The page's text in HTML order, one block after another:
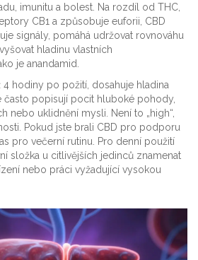
imunitu a bolest. Na rozdíl od THC,
CB1 a způsobuje euforii, CBD
signály, pomáhá udržovat rovnováhu
hladinu vlastních
je anandamid.
hodiny po požití, dosahuje hladina
často popisují pocit hluboké pohody,
nebo uklidnění mysli. Není to „high“,
Pokud jste brali CBD pro podporu
pro večerní rutinu. Pro denní použití
složka u citlivějších jedinců znamenat
nebo práci vyžadující vysokou